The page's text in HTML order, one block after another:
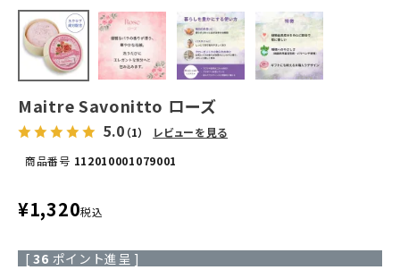
Maitre Savonitto ローズ
5.0 （1）
レビューを見る
商品番号 112010001079001
¥1,320税込
[ 36 ポイント進呈 ]